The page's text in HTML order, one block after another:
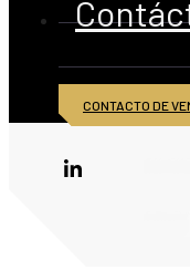
CONTACTO DE
© 2026 American